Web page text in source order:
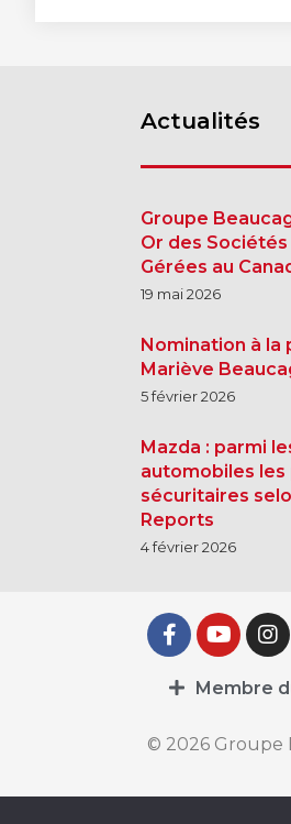
Actualités
Groupe
Or des Sociétés
Gérées au
19 mai 2026
Nomination à la
Mariève
5 février 2026
Mazda : parmi
automobiles les
sécuritaires
Reports
4 février 2026
Membre
© 2026 Groupe